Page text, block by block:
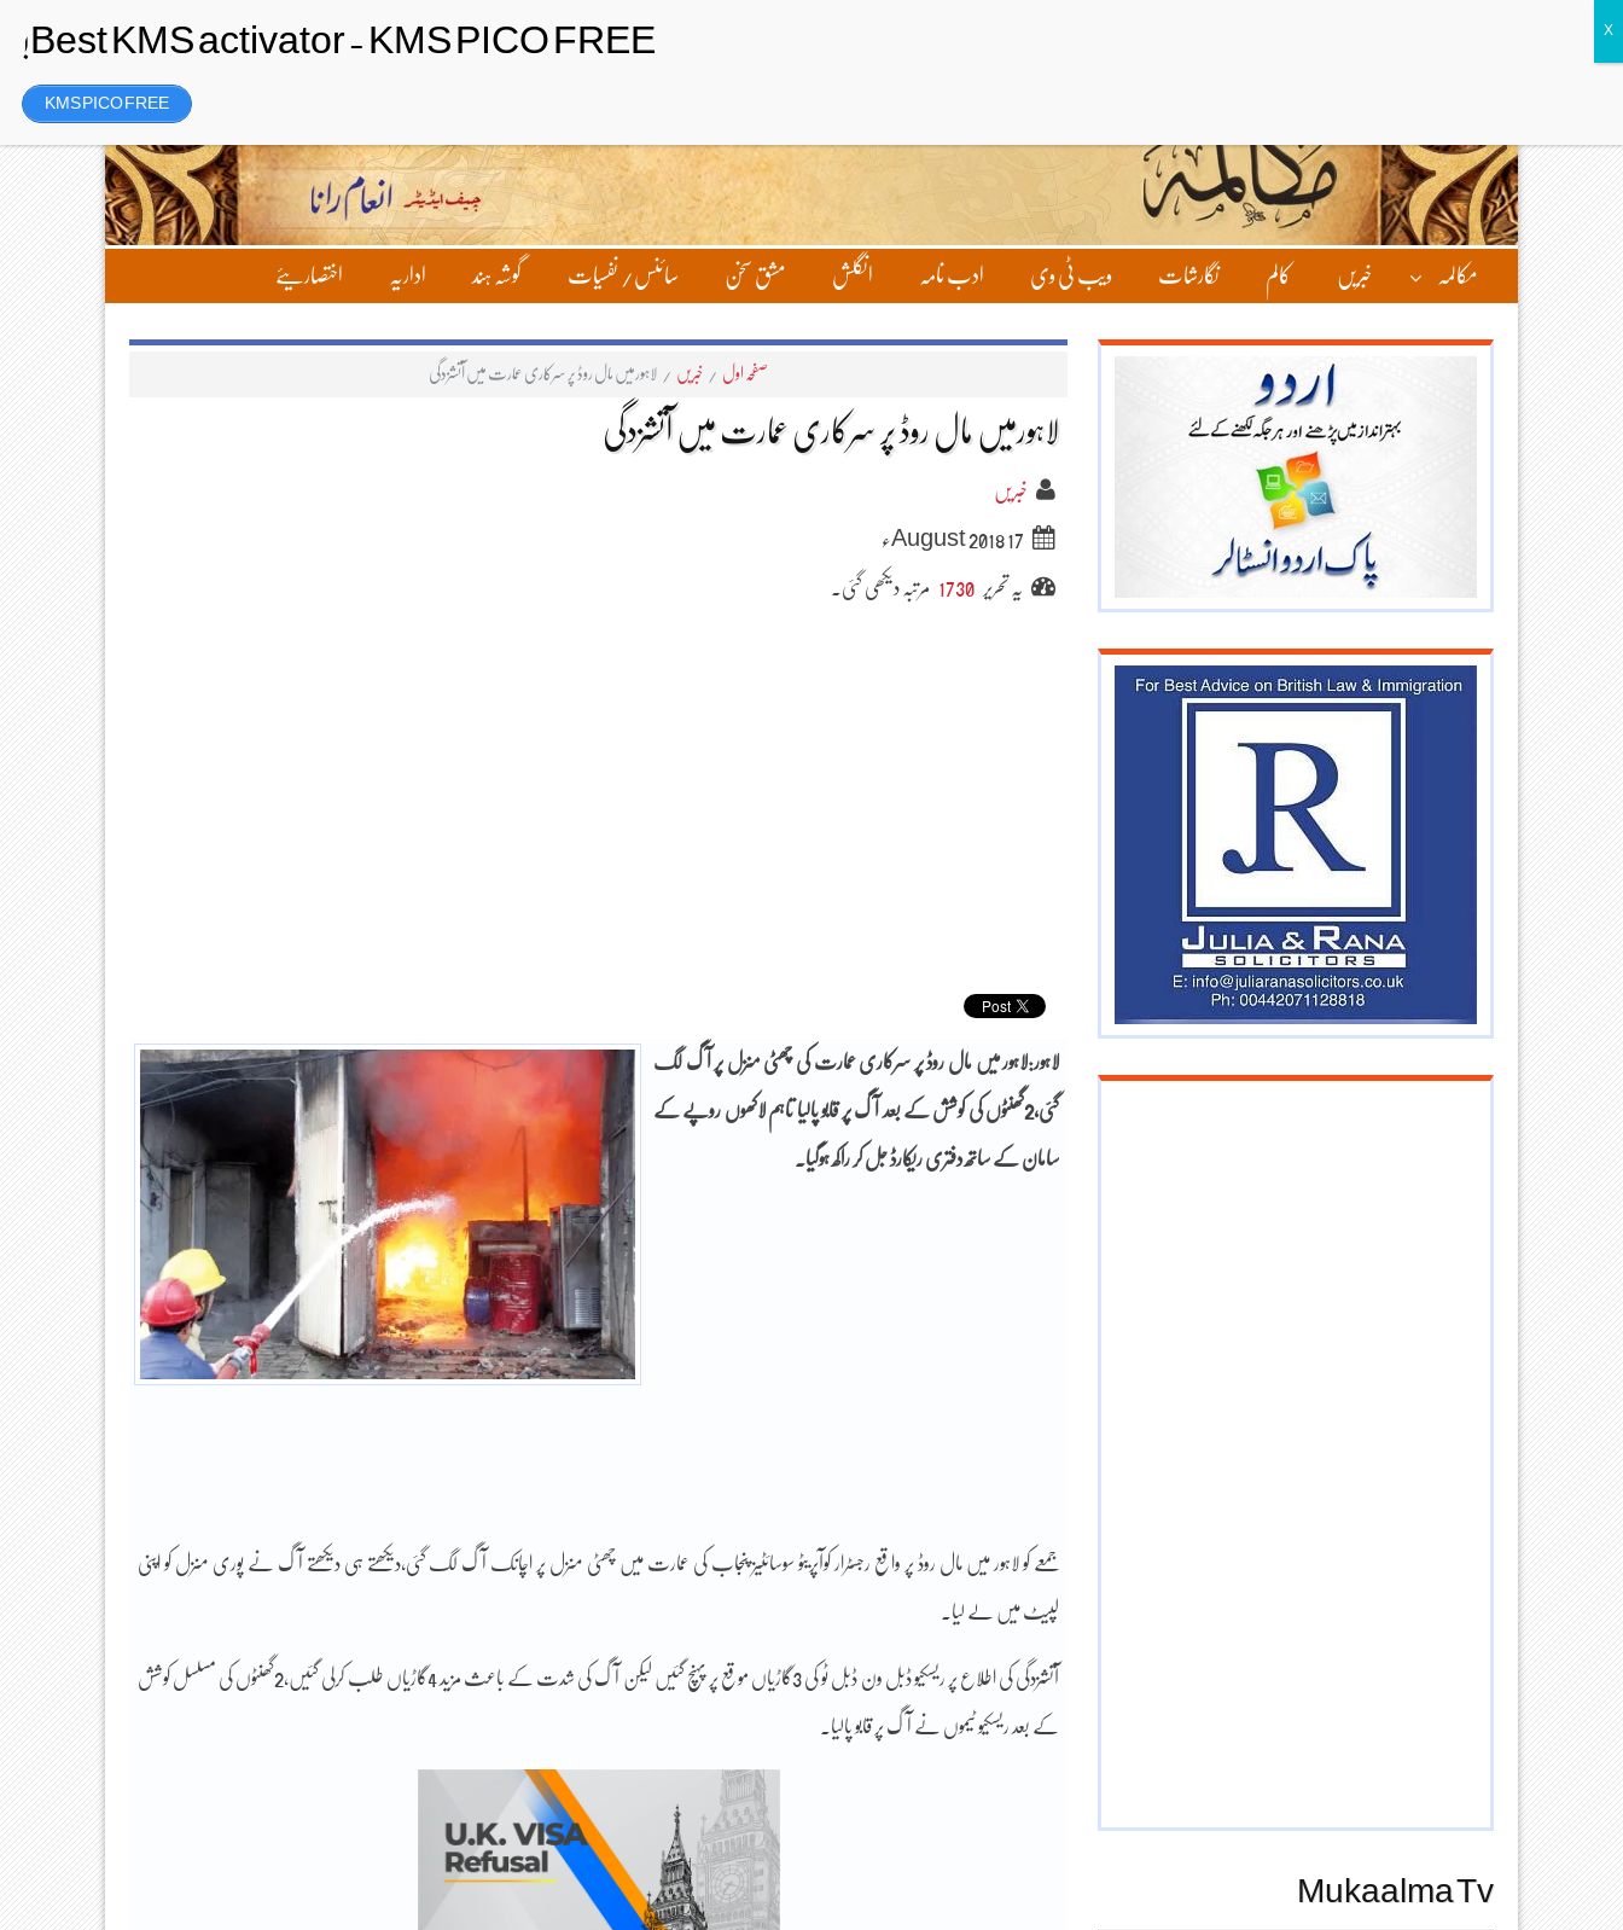
Saturday، 8 August 2026ء
مکالمہ خبریں کالم نگارشات ویب ٹی وی ادب نامہ انگلش مشق سخن سائنس/ نفسیات گوشہ ہند اداریہ اختصاریئے
صفحہ اول / خبریں / لاہورمیں مال روڈ پر سرکاری عمارت میں آتشزدگی
لاہورمیں مال روڈ پر سرکاری عمارت میں آتشزدگی
خبریں
17 August 2018ء
یہ تحریر 1730 مرتبہ دیکھی گئی۔
لاہور:لاہور میں مال روڈ پر سرکاری عمارت کی چھٹی منزل پر آگ لگ
گئی،2گھنٹوں کی کوشش کے بعد آگ پر قابو پالیا تاہم لاکھوں روپے کے
سامان کے ساتھ دفتری ریکارڈ جل کر راکھ ہوگیا۔
جمعے کو لاہور میں مال روڈ پر واقع رجسٹرار کوآپریٹو سوسائٹیز پنجاب کی عمارت میں چھٹی منزل پر اچانک آگ لگ گئی،دیکھتے ہی دیکھتے آگ نے پوری منزل کو اپنی
لپیٹ میں لے لیا۔
آتشزدگی کی اطلاع پر ریسکیو ڈبل ون ڈبل ٹو کی 3گاڑیاں موقع پر پہنچ گئیں لیکن آگ کی شدت کے باعث مزید 4گاڑیاں طلب کرلی گئیں،2گھنٹوں کی مسلسل کوشش
کے بعد ریسکیو ٹیموں نے آگ پر قابو پالیا۔
Mukaalma Tv
KMS PICO FREE